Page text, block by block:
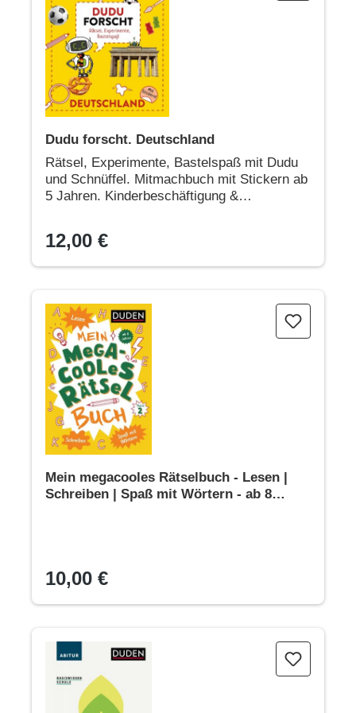
Dudu forscht. Deutschland
Rätsel, Experimente, Bastelspaß mit Dudu
und Schnüffel. Mitmachbuch mit Stickern ab
5 Jahren. Kinderbeschäftigung &
12,00 €
Mein megacooles Rätselbuch - Lesen | Schreiben | Spaß
Mein megacooles Rätselbuch - Lesen |
Schreiben | Spaß mit Wörtern - ab 8
10,00 €
Basiswissen Schule – Biologie Abi